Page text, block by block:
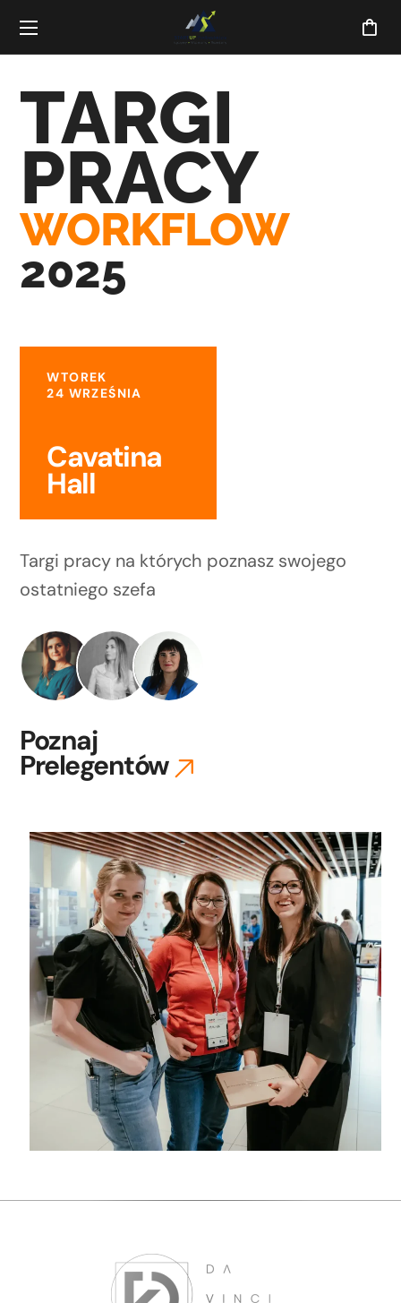
TARGI
PRACY
WORKFLOW
2025
WTOREK
24 WRZEŚNIA
Cavatina
Hall
Targi pracy na których poznasz swojego
ostatniego szefa
Poznaj
Prelegentów